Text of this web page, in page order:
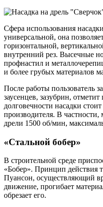
Сфера использования
универсальной, она
горизонтальной,
внутренний рез. Высечные
профнастил и
и более грубых материалов
После работы пользователь
заусенцев, зазубрин,
долговечности насадки
производителя. В
дрели 1500 об/мин,
«Стальной бобер»
В строительной среде
«Бобер». Принцип действия
Пуансон, осуществляющий
движение, прогибает
обрезает его.